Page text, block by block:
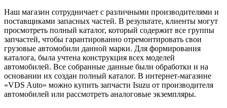
Наш магазин сотрудничает с различными производителями и
поставщиками запасных частей. В результате, клиенты могут
просмотреть полный каталог, который содержит все группы
запчастей, чтобы гарантированно отремонтировать свои
грузовые автомобили данной марки. Для формирования
каталога, была учтена конструкция всех моделей
автомобилей. Все собранные данные были обработки и на
основании их создан полный каталог. В интернет-магазине
«VDS Auto» можно купить запчасти Isuzu от производителя
автомобилей или рассмотреть аналоговые экземпляры.